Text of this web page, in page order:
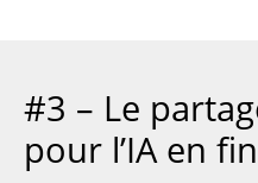
#3 – Le
pour l’IA en